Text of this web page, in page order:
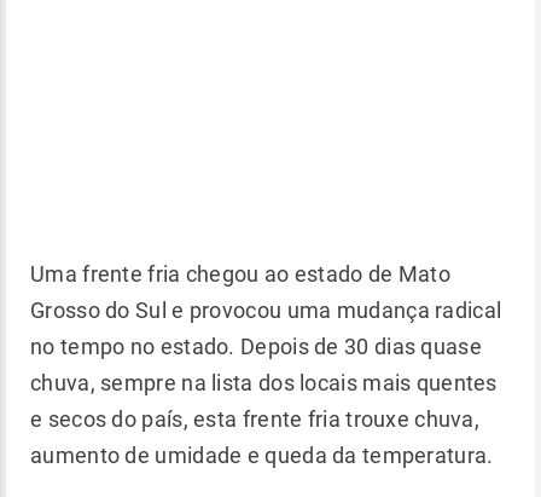
Uma frente fria chegou ao estado de Mato
Grosso do Sul e provocou uma mudança radical
no tempo no estado. Depois de 30 dias quase
chuva, sempre na lista dos locais mais quentes
e secos do país, esta frente fria trouxe chuva,
aumento de umidade e queda da temperatura.